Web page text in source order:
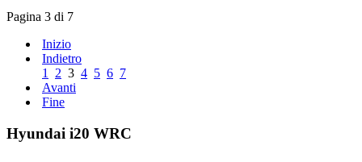
Pagina 3 di 7
Inizio
Indietro
1
2 3 4 5 6 7
Avanti
Fine
Hyundai i20 WRC